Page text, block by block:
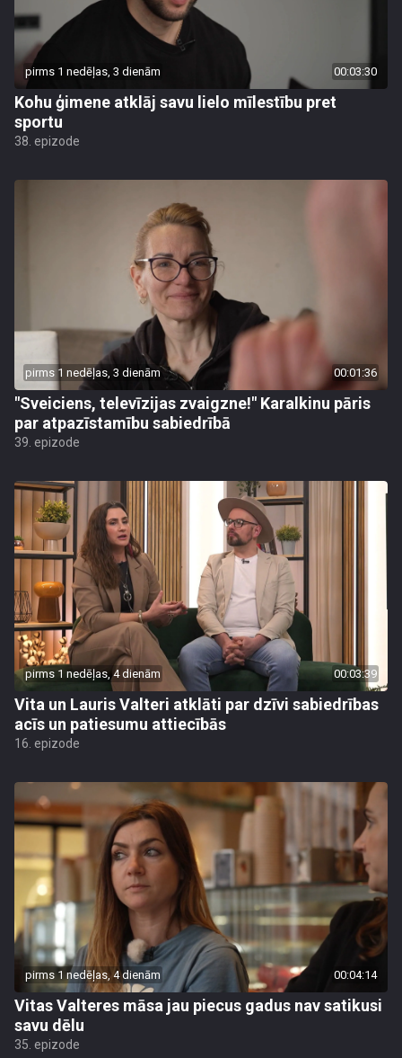
pirms 1 nedēļas, 3 dienām 00:03:30
Kohu ģimene atklāj savu lielo mīlestību pret
sportu
38. epizode
pirms 1 nedēļas, 3 dienām 00:01:36
"Sveiciens, televīzijas zvaigzne!" Karalkinu pāris
par atpazīstamību sabiedrībā
39. epizode
pirms 1 nedēļas, 4 dienām 00:03:39
Vita un Lauris Valteri atklāti par dzīvi sabiedrības
acīs un patiesumu attiecībās
16. epizode
pirms 1 nedēļas, 4 dienām 00:04:14
Vitas Valteres māsa jau piecus gadus nav satikusi
savu dēlu
35. epizode